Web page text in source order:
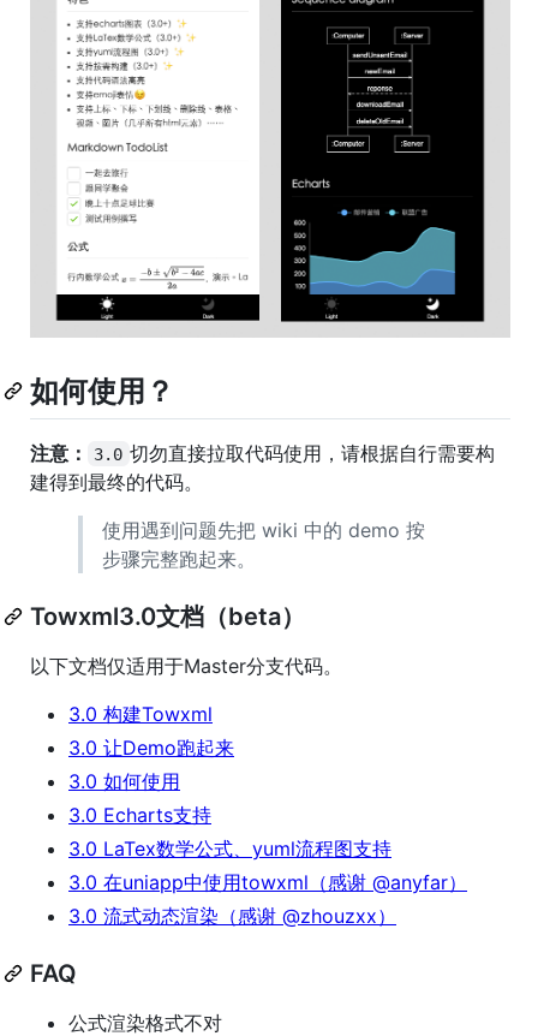
如何使用？
注意： 3.0 切勿直接拉取代码使用，请根据自行需要构
建得到最终的代码。
使用遇到问题先把 wiki 中的 demo 按
步骤完整跑起来。
Towxml3.0文档（beta）
以下文档仅适用于Master分支代码。
3.0 构建Towxml
3.0 让Demo跑起来
3.0 如何使用
3.0 Echarts支持
3.0 LaTex数学公式、yuml流程图支持
3.0 在uniapp中使用towxml（感谢 @anyfar）
3.0 流式动态渲染（感谢 @zhouzxx）
FAQ
公式渲染格式不对